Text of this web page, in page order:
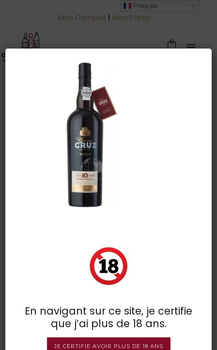
Mon Compte | Mon Panier
: Trying to access array offset
on value of type null in
/htdocs/drinkjullien.be/wp-
content/themes/oshin/content.php
3 septembre 2022
POSTED BY : VINSDIRECT / 0 COMMENTS
Français
En navigant sur ce site, je certifie
que j’ai plus de 18 ans.
JE CERTIFIE AVOIR PLUS DE 18 ANS